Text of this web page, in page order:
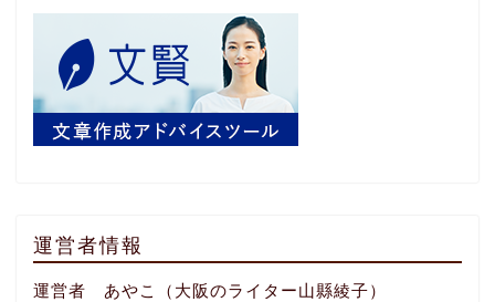
運営者情報
運営者 あやこ（大阪のライター山縣綾子）